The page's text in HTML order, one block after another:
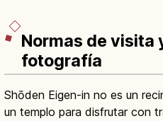
Normas de visita
fotografía
Shōden Eigen-in no es un
un templo para disfrutar con